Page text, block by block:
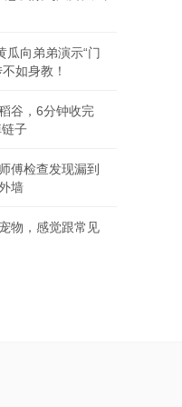
瓜向弟弟演示“门
如身教！
谷，6分钟收完
子
傅检查发现漏到
墙
物，感觉跟常见